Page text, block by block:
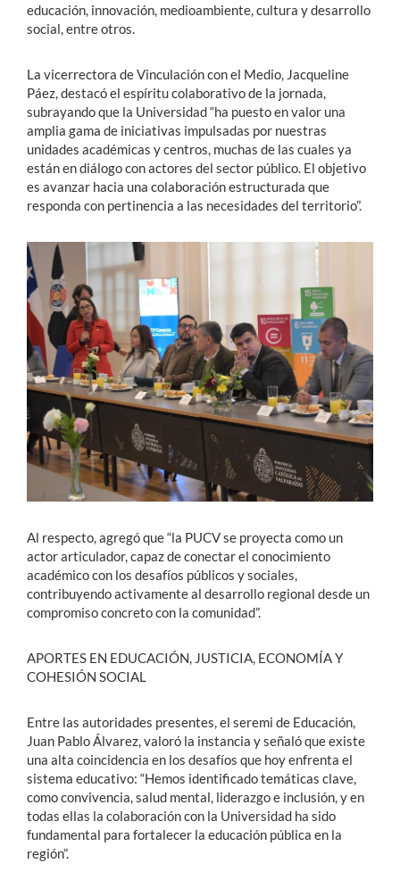
educación, innovación, medioambiente, cultura y desarrollo
social, entre otros.
La vicerrectora de Vinculación con el Medio, Jacqueline
Páez, destacó el espíritu colaborativo de la jornada,
subrayando que la Universidad “ha puesto en valor una
amplia gama de iniciativas impulsadas por nuestras
unidades académicas y centros, muchas de las cuales ya
están en diálogo con actores del sector público. El objetivo
es avanzar hacia una colaboración estructurada que
responda con pertinencia a las necesidades del territorio”.
Al respecto, agregó que “la PUCV se proyecta como un
actor articulador, capaz de conectar el conocimiento
académico con los desafíos públicos y sociales,
contribuyendo activamente al desarrollo regional desde un
compromiso concreto con la comunidad”.
APORTES EN EDUCACIÓN, JUSTICIA, ECONOMÍA Y
COHESIÓN SOCIAL
Entre las autoridades presentes, el seremi de Educación,
Juan Pablo Álvarez, valoró la instancia y señaló que existe
una alta coincidencia en los desafíos que hoy enfrenta el
sistema educativo: “Hemos identificado temáticas clave,
como convivencia, salud mental, liderazgo e inclusión, y en
todas ellas la colaboración con la Universidad ha sido
fundamental para fortalecer la educación pública en la
región”.